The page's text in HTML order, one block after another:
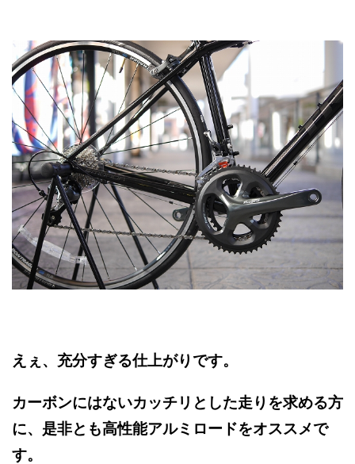
えぇ、充分すぎる仕上がりです。
カーボンにはないカッチリとした走りを求める方
に、是非とも高性能アルミロードをオススメで
す。